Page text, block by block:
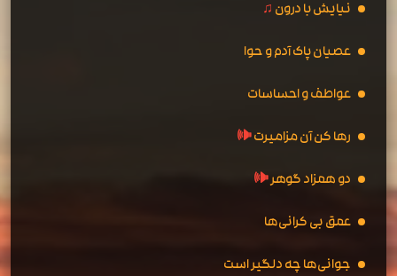
نیایش با درون ♫
عصیان پاک آدم و حوا
عواطف و احساسات
رها کن آن مزامیرت🕪
دو همزاد گوهر🕪
عمق بی کرانی‌ها
جوانی‌ها چه دلگیر است